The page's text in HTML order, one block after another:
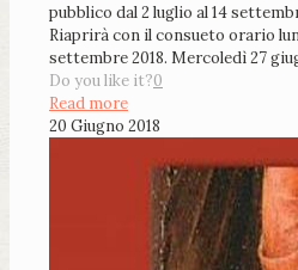
pubblico dal 2 luglio al 14
Riaprirà con il consueto orario
settembre 2018. Mercoledì 27
Do you like it?0
Read more
20 Giugno 2018